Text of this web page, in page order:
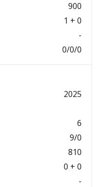
900
1 + 0
-
0/0/0
2025
6
9/0
810
0 + 0
-